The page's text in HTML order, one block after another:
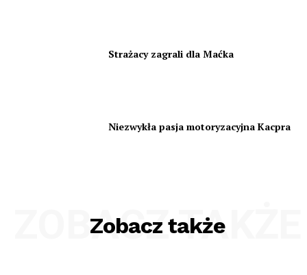
Strażacy zagrali dla Maćka
Niezwykła pasja motoryzacyjna Kacpra
Zobacz także
ZOBACZ TAKŻE